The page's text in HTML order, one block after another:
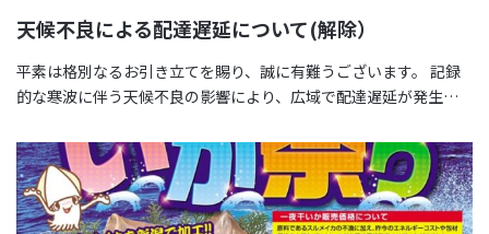
天候不良による配達遅延について(解除）
平素は格別なるお引き立てを賜り、誠に有難うございます。 記録
的な寒波に伴う天候不良の影響により、広域で配達遅延が発生し